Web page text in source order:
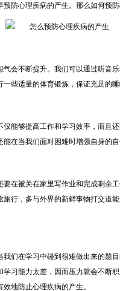
防心理疾病的产生。那么如何预
会不断提升。我们可以通过听音
些适量的体育锻炼，保证充足的睡
能够提高工作和学习效率，而且
在当我们面对困难时增强自身的自
在被关在家里写作业和完成剩余
行，多与外界的新鲜事物打交道
们在学习中碰到很难做出来的题
习能力太差，因而压力就会不断
地防止心理疾病的产生。